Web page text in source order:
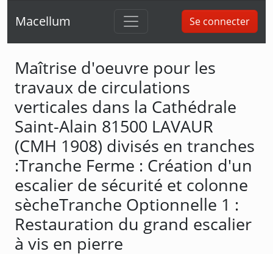
Macellum Se connecter
Maîtrise d'oeuvre pour les
travaux de circulations
verticales dans la Cathédrale
Saint-Alain 81500 LAVAUR
(CMH 1908) divisés en tranches
:Tranche Ferme : Création d'un
escalier de sécurité et colonne
sècheTranche Optionnelle 1 :
Restauration du grand escalier
à vis en pierre